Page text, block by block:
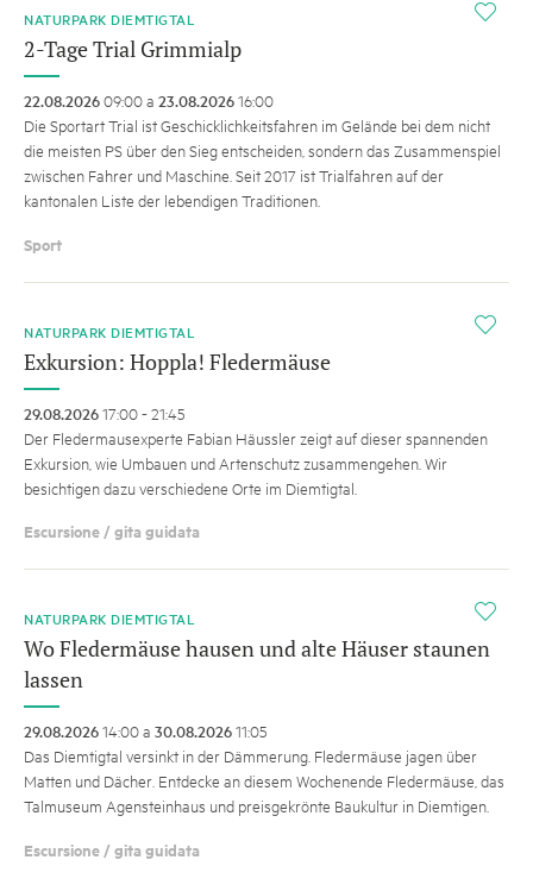
i
NATURPARK DIEMTIGTAL
2-Tage Trial Grimmialp
22.08.202609:00 a 23.08.202616:00
Die Sportart Trial ist Geschicklichkeitsfahren im Gelände bei dem nicht
die meisten PS über den Sieg entscheiden, sondern das Zusammenspiel
zwischen Fahrer und Maschine. Seit 2017 ist Trialfahren auf der
kantonalen Liste der lebendigen Traditionen.
Sport
i
NATURPARK DIEMTIGTAL
Exkursion: Hoppla! Fledermäuse
29.08.202617:00 - 21:45
Der Fledermausexperte Fabian Häussler zeigt auf dieser spannenden
Exkursion, wie Umbauen und Artenschutz zusammengehen. Wir
besichtigen dazu verschiedene Orte im Diemtigtal.
Escursione / gita guidata
i
NATURPARK DIEMTIGTAL
Wo Fledermäuse hausen und alte Häuser staunen
lassen
29.08.202614:00 a 30.08.202611:05
Das Diemtigtal versinkt in der Dämmerung. Fledermäuse jagen über
Matten und Dächer. Entdecke an diesem Wochenende Fledermäuse, das
Talmuseum Agensteinhaus und preisgekrönte Baukultur in Diemtigen.
Escursione / gita guidata